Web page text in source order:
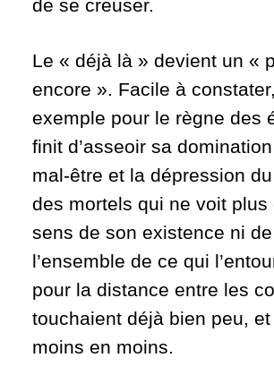
de se creuser.
Le « déjà là » devient un «
encore ». Facile à
exemple pour le règne des
finit d’asseoir sa
mal-être et la dépression
des mortels qui ne voit plus
sens de son existence ni de
l’ensemble de ce qui
pour la distance entre les
touchaient déjà bien peu,
moins en moins.